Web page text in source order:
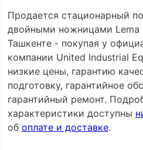
Продается стационарный
двойными ножницами Lema
Ташкенте - покупая у
компании United Industrial
низкие цены, гарантию
подготовку, гарантийное
гарантийный ремонт.
характеристики доступны
об оплате и доставке.